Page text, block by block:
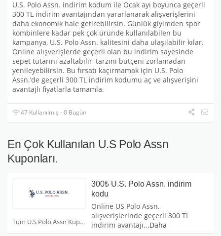
U.S. Polo Assn. indirim kodum ile Ocak ayı boyunca geçerli
300 TL indirim avantajından yararlanarak alışverişlerini
daha ekonomik hale getirebilirsin. Günlük giyimden spor
kombinlere kadar pek çok üründe kullanılabilen bu
kampanya, U.S. Polo Assn. kalitesini daha ulaşılabilir kılar.
Online alışverişlerde geçerli olan bu indirim sayesinde
sepet tutarını azaltabilir, tarzını bütçeni zorlamadan
yenileyebilirsin. Bu fırsatı kaçırmamak için U.S. Polo
Assn.’de geçerli 300 TL indirim kodumu aç ve alışverişini
avantajlı fiyatlarla tamamla.
47 Kullanılmış - 0 Bugün
En Çok Kullanılan U.S Polo Assn
Kuponları.
Tüm U.S Polo Assn Kuponları
300₺ U.S. Polo Assn. indirim
kodu
Online US Polo Assn.
alışverişlerinde geçerli 300 TL
indirim avantajı...Daha